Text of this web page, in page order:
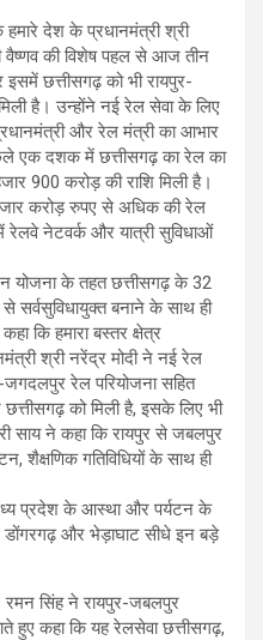
हमारे देश के प्रधानमंत्री श्री
वैष्णव की विशेष पहल से आज तीन
छत्तीसगढ़ को भी रायपुर-
है। उन्होंने नई रेल सेवा के लिए
और रेल मंत्री का आभार
एक दशक में छत्तीसगढ़ का रेल का
900 करोड़ की राशि मिली है।
करोड़ रुपए से अधिक की रेल
रेलवे नेटवर्क और यात्री सुविधाओं
योजना के तहत छत्तीसगढ़ के 32
सर्वसुविधायुक्त बनाने के साथ ही
कि हमारा बस्तर क्षेत्र
श्री नरेंद्र मोदी ने नई रेल
जगदलपुर रेल परियोजना सहित
छत्तीसगढ़ को मिली है, इसके लिए भी
साय ने कहा कि रायपुर से जबलपुर
शैक्षणिक गतिविधियों के साथ ही
प्रदेश के आस्था और पर्यटन के
और भेड़ाघाट सीधे इन बड़े
रमन सिंह ने रायपुर-जबलपुर
हुए कहा कि यह रेलसेवा छत्तीसगढ़,